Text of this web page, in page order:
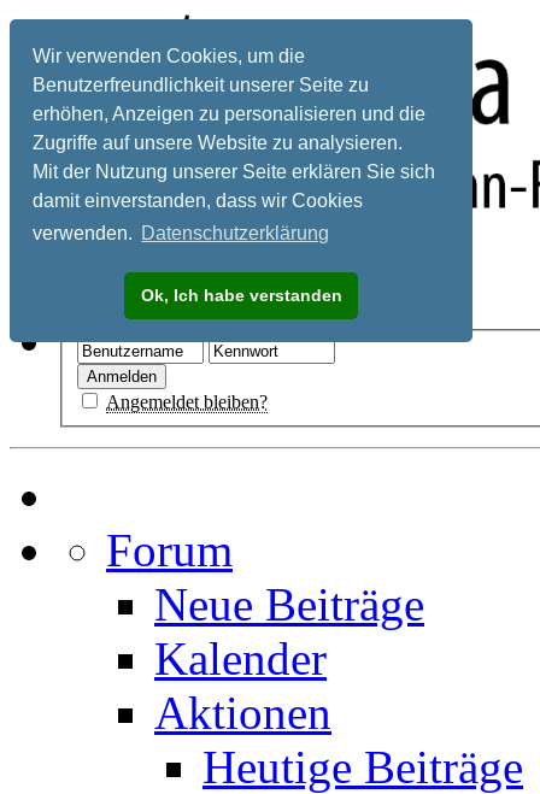
Wir verwenden Cookies, um die
Benutzerfreundlichkeit unserer Seite zu
erhöhen, Anzeigen zu personalisieren und die
Zugriffe auf unsere Website zu analysieren.
Mit der Nutzung unserer Seite erklären Sie sich
damit einverstanden, dass wir Cookies
verwenden. Datenschutzerklärung
Ok, Ich habe verstanden
Registrieren
Angemeldet bleiben?
Forum
Neue Beiträge
Kalender
Aktionen
Heutige Beiträge